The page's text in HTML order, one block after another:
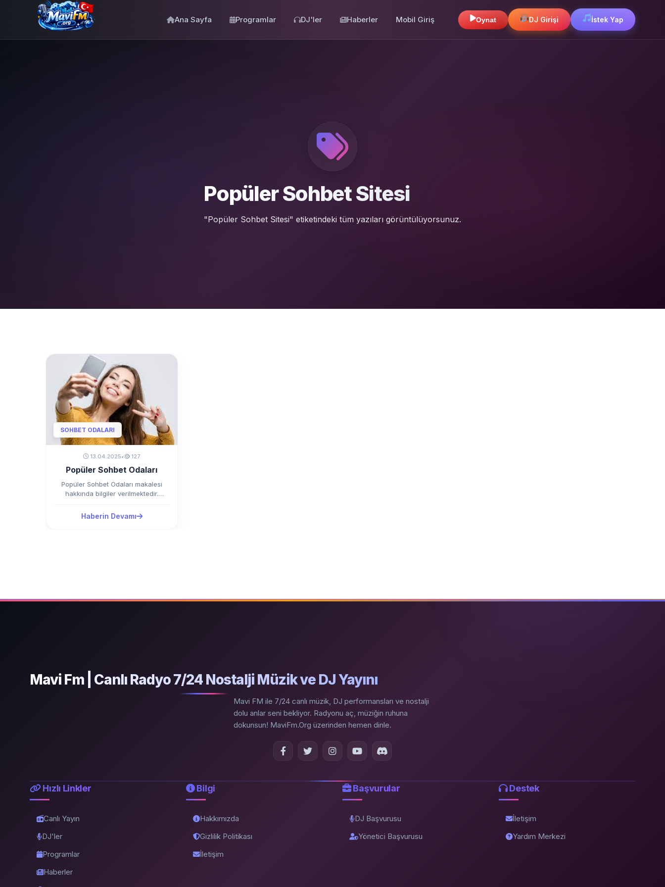
Ana Sayfa Programlar DJ'ler Haberler Mobil Giriş Oynat DJ Girişi İstek Yap
Popüler Sohbet Sitesi
"Popüler Sohbet Sitesi" etiketindeki tüm yazıları görüntülüyorsunuz.
SOHBET ODALARI
13.04.2025• 127
Popüler Sohbet Odaları
Popüler Sohbet Odaları makalesi
hakkında bilgiler verilmektedir.
dünyasında, insanlar farklı
sebeplerle…
Haberin Devamı
Mavi Fm | Canlı Radyo 7/24 Nostalji Müzik ve DJ Yayını
Mavi FM ile 7/24 canlı müzik, DJ performansları ve nostalji
dolu anlar seni bekliyor. Radyonu aç, müziğin ruhuna
dokunsun! MaviFm.Org üzerinden hemen dinle.
Hızlı Linkler
Canlı Yayın
DJ'ler
Programlar
Haberler
Bilgi
Hakkımızda
Gizlilik Politikası
İletişim
Başvurular
DJ Başvurusu
Yönetici Başvurusu
Destek
İletişim
Yardım Merkezi